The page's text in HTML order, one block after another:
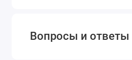
Вопросы и ответы